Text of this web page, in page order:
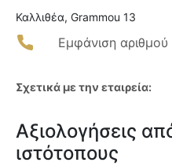
Καλλιθέα, Grammou 13
Εμφάνιση
Σχετικά με την εταιρεία:
Αξιολογήσεις
ιστότοπους